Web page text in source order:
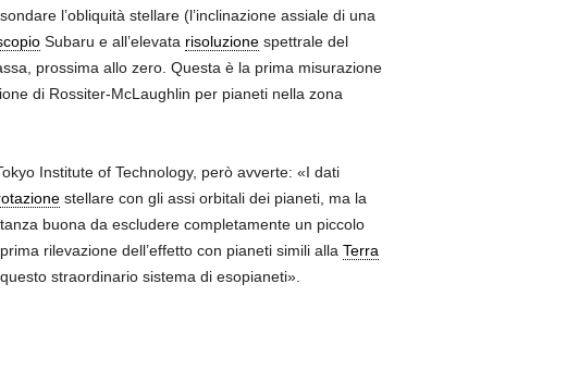
l’obliquità stellare (l’inclinazione assiale di una
Subaru e all’elevata risoluzionespettrale del
prossima allo zero. Questa è la prima misurazione
di Rossiter-McLaughlin per pianeti nella zona
Institute of Technology, però avverte: «I dati
stellare con gli assi orbitali dei pianeti, ma la
buona da escludere completamente un piccolo
rilevazione dell’effetto con pianeti simili alla Terra
straordinario sistema di esopianeti».